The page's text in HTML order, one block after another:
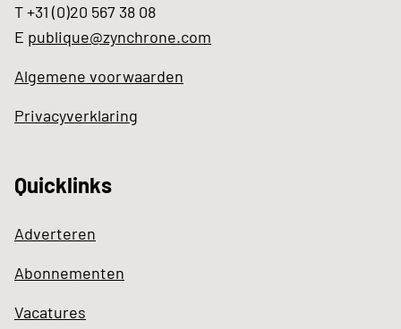
T +31 (0)20 567 38 08
E publique@zynchrone.com
Algemene voorwaarden
Privacyverklaring
Quicklinks
Adverteren
Abonnementen
Vacatures